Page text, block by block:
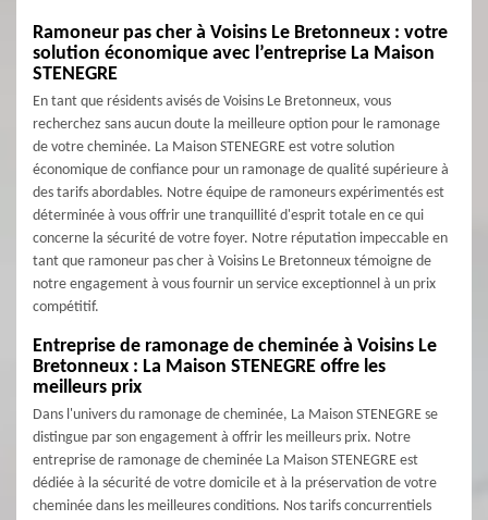
Ramoneur pas cher à Voisins Le Bretonneux : votre
solution économique avec l’entreprise La Maison
STENEGRE
En tant que résidents avisés de Voisins Le Bretonneux, vous
recherchez sans aucun doute la meilleure option pour le ramonage
de votre cheminée. La Maison STENEGRE est votre solution
économique de confiance pour un ramonage de qualité supérieure à
des tarifs abordables. Notre équipe de ramoneurs expérimentés est
déterminée à vous offrir une tranquillité d'esprit totale en ce qui
concerne la sécurité de votre foyer. Notre réputation impeccable en
tant que ramoneur pas cher à Voisins Le Bretonneux témoigne de
notre engagement à vous fournir un service exceptionnel à un prix
compétitif.
Entreprise de ramonage de cheminée à Voisins Le
Bretonneux : La Maison STENEGRE offre les
meilleurs prix
Dans l'univers du ramonage de cheminée, La Maison STENEGRE se
distingue par son engagement à offrir les meilleurs prix. Notre
entreprise de ramonage de cheminée La Maison STENEGRE est
dédiée à la sécurité de votre domicile et à la préservation de votre
cheminée dans les meilleures conditions. Nos tarifs concurrentiels